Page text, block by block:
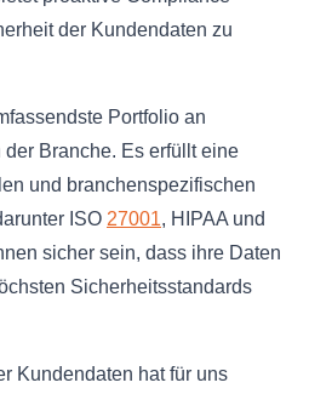
der Kundendaten zu
Portfolio an
Branche. Es erfüllt eine
und branchenspezifischen
ISO 27001, HIPAA und
sicher sein, dass ihre Daten
Sicherheitsstandards
Kundendaten hat für uns